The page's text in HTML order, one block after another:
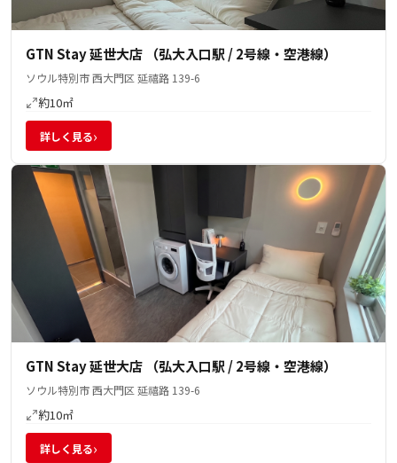
GTN Stay 延世大店 （弘大入口駅 / 2号線・空港線）
ソウル特別市 西大門区 延禧路 139-6
約10㎡
詳しく見る›
GTN Stay 延世大店 （弘大入口駅 / 2号線・空港線）
ソウル特別市 西大門区 延禧路 139-6
約10㎡
詳しく見る›